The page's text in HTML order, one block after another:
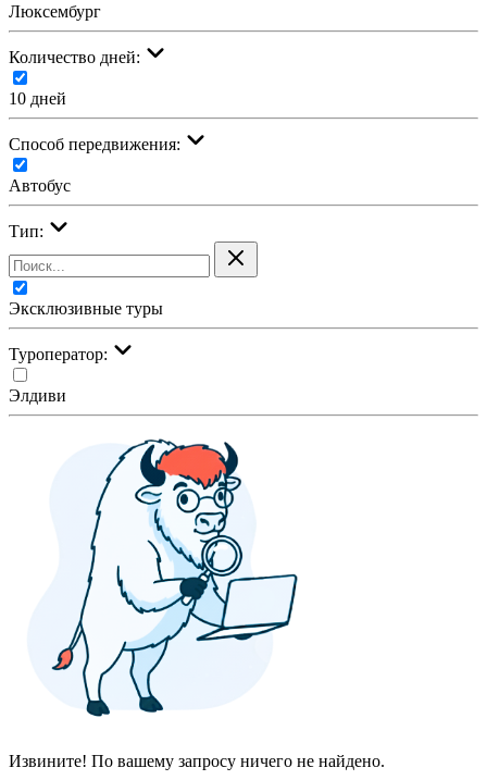
Люксембург
Количество дней:
10 дней
Cпособ передвижения:
Автобус
Тип:
Эксклюзивные туры
Туроператор:
Элдиви
Извините! По вашему запросу ничего не найдено.